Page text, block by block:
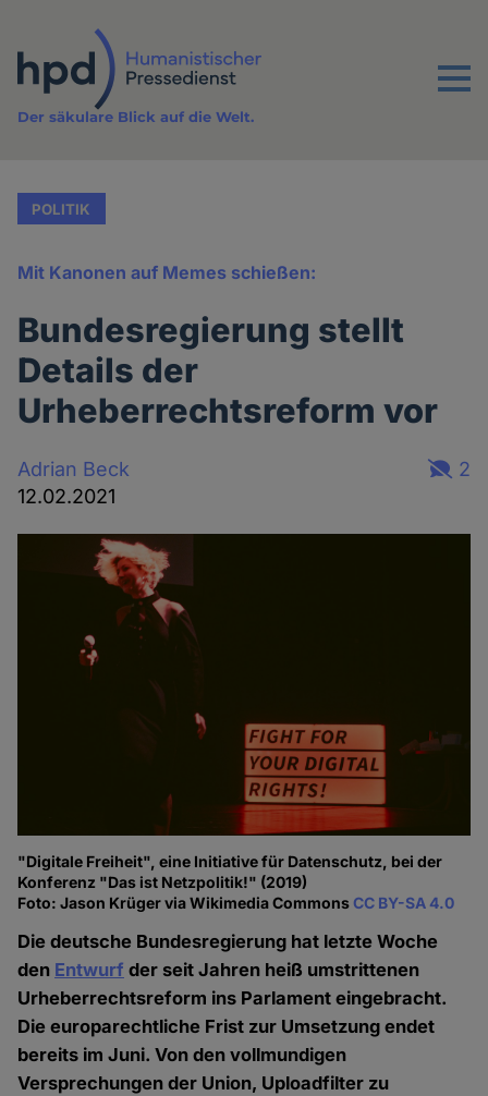
Inhalt
Menu
Der säkulare Blick auf die Welt.
POLITIK
Mit Kanonen auf Memes schießen:
Bundesregierung stellt
Details der
Urheberrechtsreform vor
Adrian Beck
12.02.2021
2
"Digitale Freiheit", eine Initiative für Datenschutz, bei der
Konferenz "Das ist Netzpolitik!" (2019)
Foto: Jason Krüger via Wikimedia CommonsCC BY-SA 4.0
Die deutsche Bundesregierung hat letzte Woche
den Entwurf der seit Jahren heiß umstrittenen
Urheberrechtsreform ins Parlament eingebracht.
Die europarechtliche Frist zur Umsetzung endet
bereits im Juni. Von den vollmundigen
Versprechungen der Union, Uploadfilter zu